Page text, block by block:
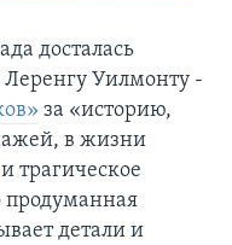
досталась
Уилмонту -
за «историю,
в жизни
трагическое
продуманная
детали и